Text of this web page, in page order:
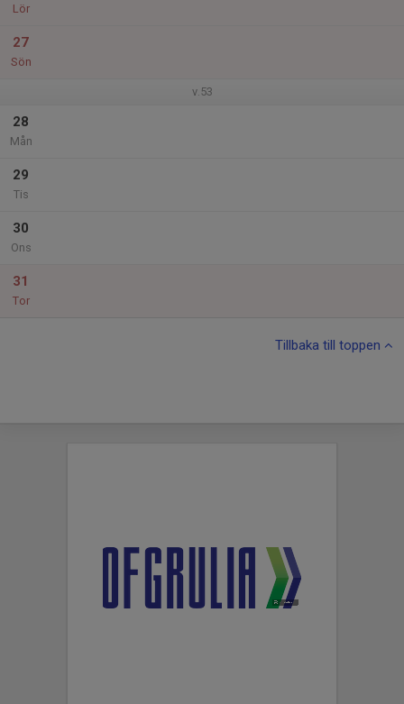
Lör
27
Sön
v.53
28
Mån
29
Tis
30
Ons
31
Tor
Tillbaka till toppen